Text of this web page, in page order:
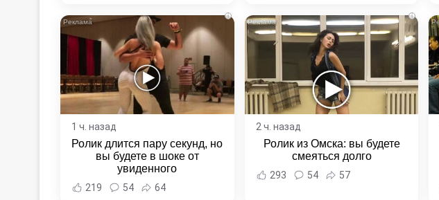
i
1 ч. назад
Ролик длится пару секунд, но
вы будете в шоке от
увиденного
219 54 64
i
2 ч. назад
Ролик из Омска: вы будете
смеяться долго
293 54 57